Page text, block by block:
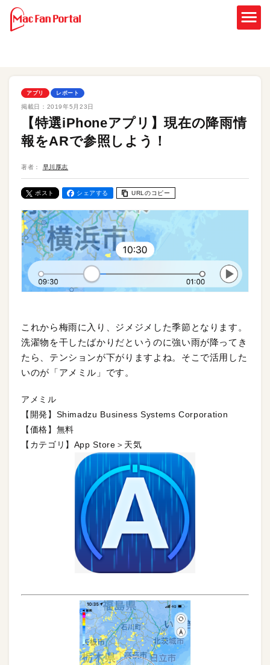
アプリ レポート
掲載日： 2019年5月23日
【特選iPhoneアプリ】現在の降雨情
報をARで参照しよう！
著者： 早川厚志
ポスト シェアする URLのコピー
これから梅雨に入り、ジメジメした季節となります。
洗濯物を干したばかりだというのに強い雨が降ってき
たら、テンションが下がりますよね。そこで活用した
いのが「アメミル」です。
アメミル
【開発】Shimadzu Business Systems Corporation
【価格】無料
【カテゴリ】App Store＞天気